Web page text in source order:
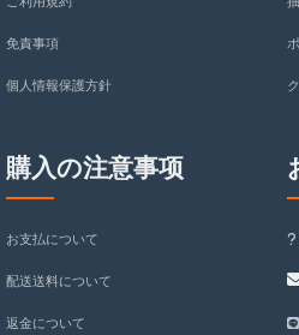
免責事項
個人情報保護方針
購入の注意事项
お支払について
配送送料について
返金について